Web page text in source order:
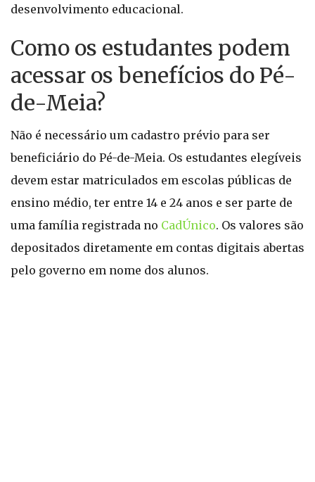
desenvolvimento educacional.
Como os estudantes podem
acessar os benefícios do Pé-
de-Meia?
Não é necessário um cadastro prévio para ser
beneficiário do Pé-de-Meia. Os estudantes elegíveis
devem estar matriculados em escolas públicas de
ensino médio, ter entre 14 e 24 anos e ser parte de
uma família registrada no CadÚnico. Os valores são
depositados diretamente em contas digitais abertas
pelo governo em nome dos alunos.